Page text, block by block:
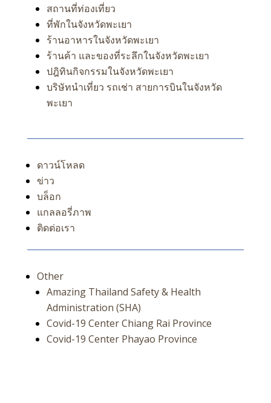
สถานที่ท่องเที่ยว
ที่พักในจังหวัดพะเยา
ร้านอาหารในจังหวัดพะเยา
ร้านค้า และของที่ระลึกในจังหวัดพะเยา
ปฎิทินกิจกรรมในจังหวัดพะเยา
บริษัทนำเที่ยว รถเช่า สายการบินในจังหวัด
พะเยา
ดาวน์โหลด
ข่าว
บล็อก
แกลลอรี่ภาพ
ติดต่อเรา
Other
Amazing Thailand Safety & Health
Administration (SHA)
Covid-19 Center Chiang Rai Province
Covid-19 Center Phayao Province